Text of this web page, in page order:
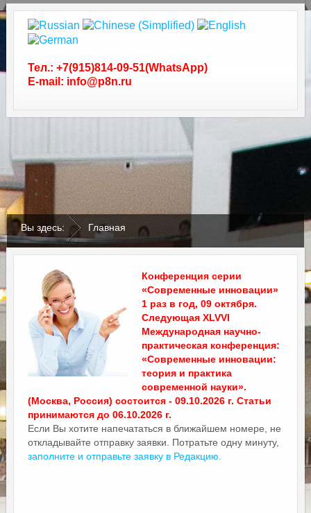
Тел.: +7(915)814-09-51(WhatsApp)
E-mail: info@p8n.ru
Вы здесь: Главная
Конференция серии
«Современные инновации»
1 раз в год, 09 октября.
Следующая XLVVI
Международная научно-
практическая конференция:
«Современные инновации:
теория и практика
современной науки».
(Москва, Россия) состоится - 09.10.2026 г. Статьи
принимаются до 06.10.2026 г.
Если Вы хотите напечататься в ближайшем номере, не
откладывайте отправку заявки. Потратьте одну минуту,
заполните и отправьте заявку в Редакцию.